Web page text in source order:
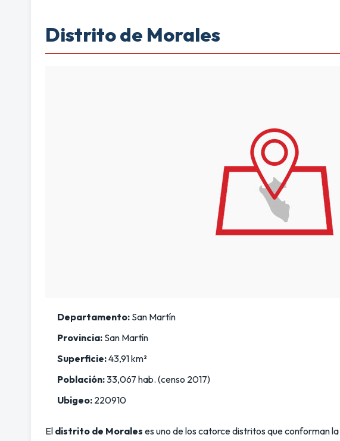
Distrito de Morales
Departamento: San Martín
Provincia: San Martín
Superficie:43,91 km²
Población:33,067 hab. (censo 2017)
Ubigeo: 220910
El distrito de Morales es uno de los catorce distritos que conforman la